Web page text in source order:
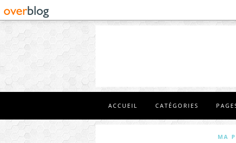
ACCUEIL CATÉGORIES
MA